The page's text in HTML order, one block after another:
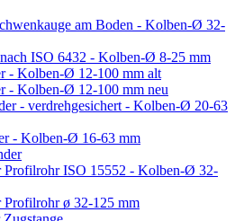
am Boden - Kolben-Ø 32-
ISO 6432 - Kolben-Ø 8-25 mm
- Kolben-Ø 12-100 mm alt
- Kolben-Ø 12-100 mm neu
- verdrehgesichert - Kolben-Ø 20-63
- Kolben-Ø 16-63 mm
Profilrohr ISO 15552 - Kolben-Ø 32-
ø 32-125 mm